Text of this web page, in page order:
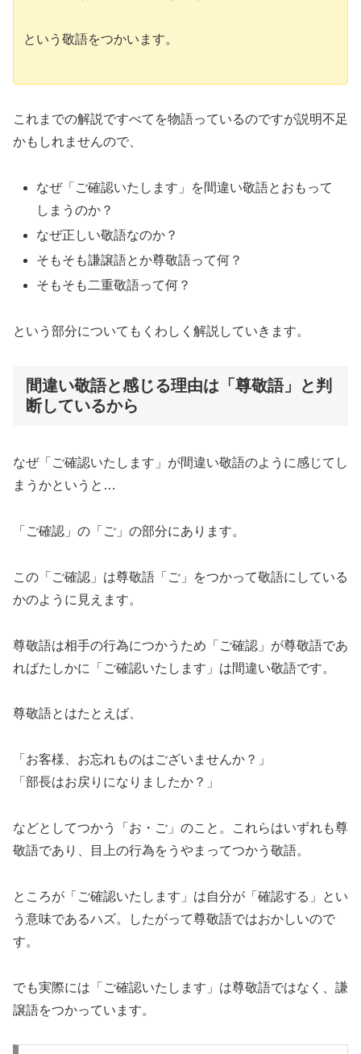
という敬語をつかいます。
これまでの解説ですべてを物語っているのですが説明不足
かもしれませんので、
なぜ「ご確認いたします」を間違い敬語とおもって
しまうのか？
なぜ正しい敬語なのか？
そもそも謙譲語とか尊敬語って何？
そもそも二重敬語って何？
という部分についてもくわしく解説していきます。
間違い敬語と感じる理由は「尊敬語」と判
断しているから
なぜ「ご確認いたします」が間違い敬語のように感じてし
まうかというと…
「ご確認」の「ご」の部分にあります。
この「ご確認」は尊敬語「ご」をつかって敬語にしている
かのように見えます。
尊敬語は相手の行為につかうため「ご確認」が尊敬語であ
ればたしかに「ご確認いたします」は間違い敬語です。
尊敬語とはたとえば、
「お客様、お忘れものはございませんか？」
「部長はお戻りになりましたか？」
などとしてつかう「お・ご」のこと。これらはいずれも尊
敬語であり、目上の行為をうやまってつかう敬語。
ところが「ご確認いたします」は自分が「確認する」とい
う意味であるハズ。したがって尊敬語ではおかしいので
す。
でも実際には「ご確認いたします」は尊敬語ではなく、謙
譲語をつかっています。